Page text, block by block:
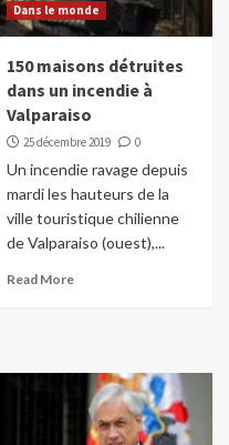
Dans le monde
150 maisons détruites
dans un incendie à
Valparaiso
25 décembre 2019 0
Un incendie ravage depuis
mardi les hauteurs de la
ville touristique chilienne
de Valparaiso (ouest),...
Read More